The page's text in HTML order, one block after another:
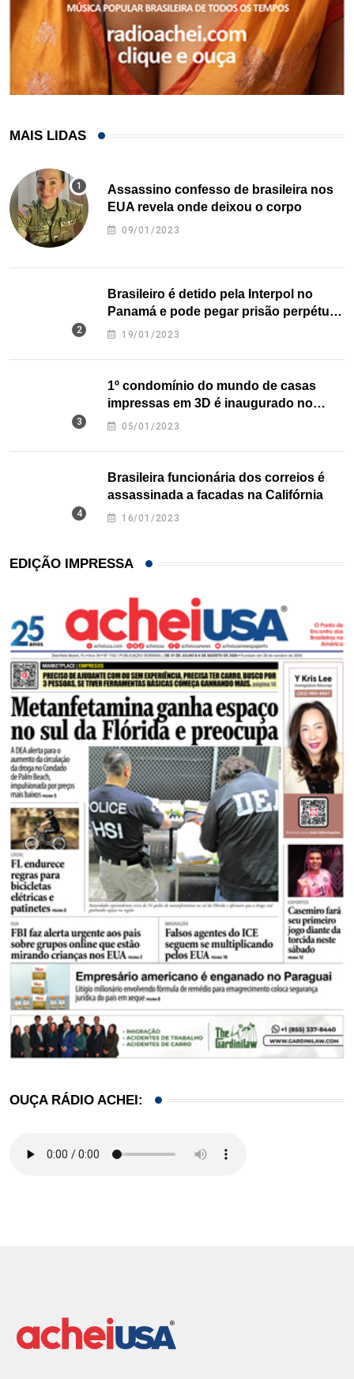
MAIS LIDAS
Assassino confesso de brasileira nos
EUA revela onde deixou o corpo
09/01/2023
Brasileiro é detido pela Interpol no
Panamá e pode pegar prisão perpétua
nos EUA
19/01/2023
1º condomínio do mundo de casas
impressas em 3D é inaugurado no
Texas
05/01/2023
Brasileira funcionária dos correios é
assassinada a facadas na Califórnia
16/01/2023
EDIÇÃO IMPRESSA
OUÇA RÁDIO ACHEI: